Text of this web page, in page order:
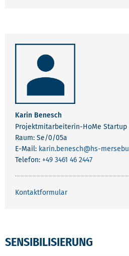
Karin Benesch
Projektmitarbeiterin-HoMe Startup
Raum: Se/0/05a
E-Mail: karin.benesch@hs-
Telefon: +49 3461 46 2447
Kontaktformular
SENSIBILISIERUNG